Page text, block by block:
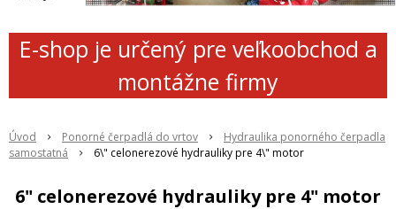
E-shop je určený pre veľkoobchod a
montážne firmy
Úvod Ponorné čerpadlá do vrtov
Hydraulika ponorného čerpadla
samostatná
6\" celonerezové hydrauliky pre 4\" motor
6" celonerezové hydrauliky pre 4" motor